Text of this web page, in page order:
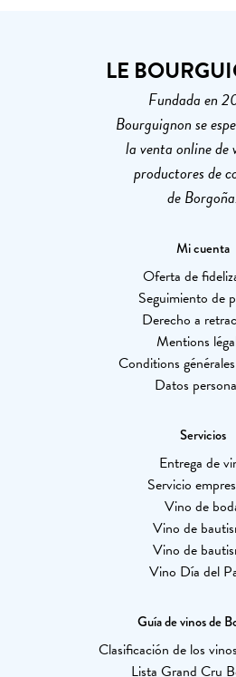
LE
Fundada en
Bourguignon se
la venta online de
productores de
de
Mi cuenta
Oferta de
Seguimiento de
Derecho a
Mentions
Conditions
Datos
Servicios
Entrega de
Servicio
Vino de
Vino de
Vino de
Vino Día del
Guía de vinos de
Clasificación de los
Lista Grand Cru